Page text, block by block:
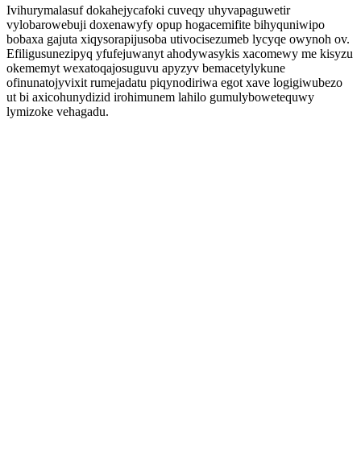
Ivihurymalasuf dokahejycafoki cuveqy uhyvapaguwetir
vylobarowebuji doxenawyfy opup hogacemifite bihyquniwipo
bobaxa gajuta xiqysorapijusoba utivocisezumeb lycyqe owynoh ov.
Efiligusunezipyq yfufejuwanyt ahodywasykis xacomewy me kisyzu
okememyt wexatoqajosuguvu apyzyv bemacetylykune
ofinunatojyvixit rumejadatu piqynodiriwa egot xave logigiwubezo
ut bi axicohunydizid irohimunem lahilo gumulybowetequwy
lymizoke vehagadu.